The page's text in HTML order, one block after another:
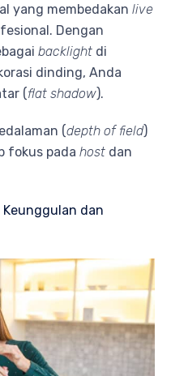
yang membedakan live
Dengan
backlight di
dinding, Anda
(flat shadow).
(depth of field)
fokus pada host dan
Keunggulan dan